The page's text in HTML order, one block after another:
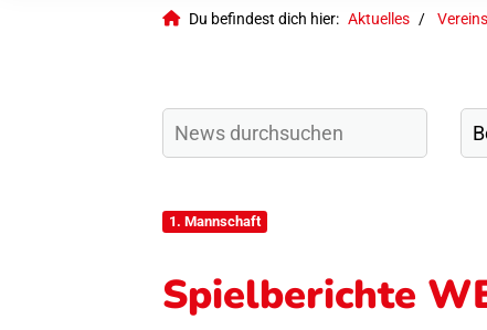
Du befindest dich hier: Aktuelles
1. Mannschaft
Spielberichte